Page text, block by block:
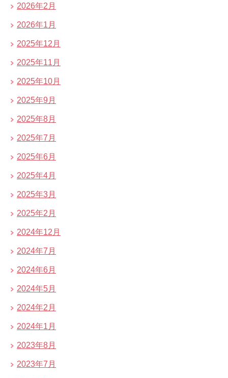
2026年2月
2026年1月
2025年12月
2025年11月
2025年10月
2025年9月
2025年8月
2025年7月
2025年6月
2025年4月
2025年3月
2025年2月
2024年12月
2024年7月
2024年6月
2024年5月
2024年2月
2024年1月
2023年8月
2023年7月